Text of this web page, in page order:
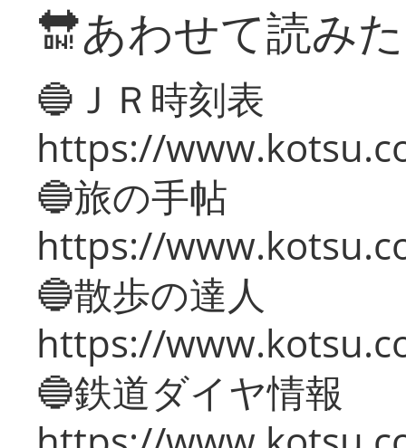
🔛あわせて読み
🔵ＪＲ時刻表
https://
🔵旅の手帖
https://
🔵散歩の達人
https://
🔵鉄道ダイヤ情報